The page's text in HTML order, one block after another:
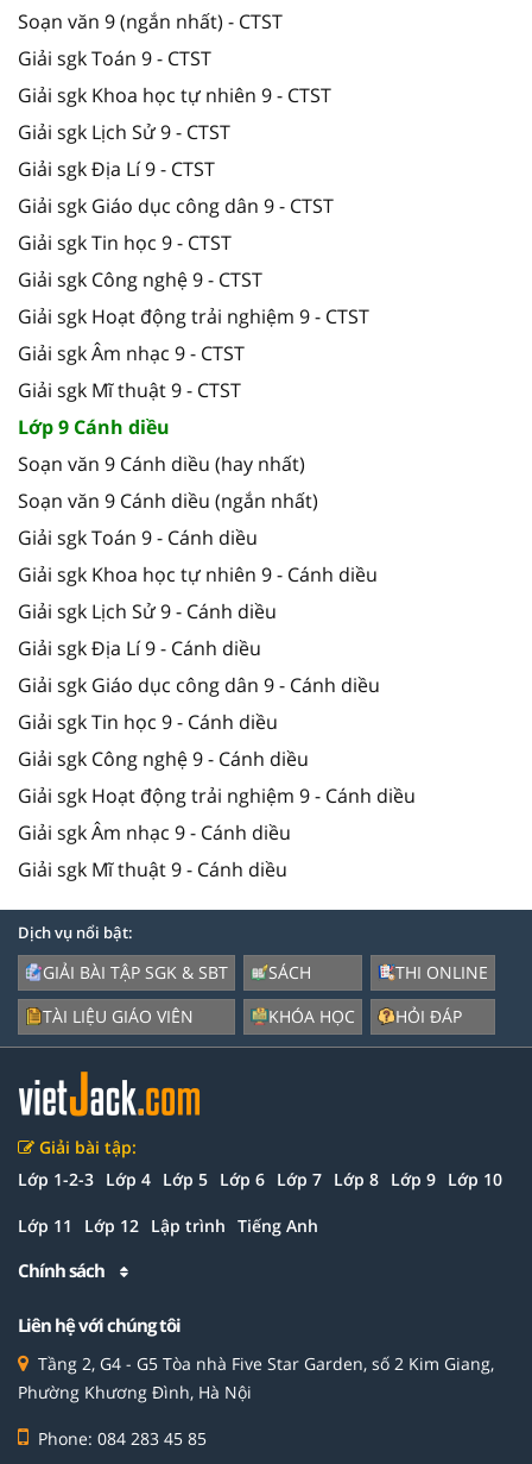
Soạn văn 9 (ngắn nhất) - CTST
Giải sgk Toán 9 - CTST
Giải sgk Khoa học tự nhiên 9 - CTST
Giải sgk Lịch Sử 9 - CTST
Giải sgk Địa Lí 9 - CTST
Giải sgk Giáo dục công dân 9 - CTST
Giải sgk Tin học 9 - CTST
Giải sgk Công nghệ 9 - CTST
Giải sgk Hoạt động trải nghiệm 9 - CTST
Giải sgk Âm nhạc 9 - CTST
Giải sgk Mĩ thuật 9 - CTST
Lớp 9 Cánh diều
Soạn văn 9 Cánh diều (hay nhất)
Soạn văn 9 Cánh diều (ngắn nhất)
Giải sgk Toán 9 - Cánh diều
Giải sgk Khoa học tự nhiên 9 - Cánh diều
Giải sgk Lịch Sử 9 - Cánh diều
Giải sgk Địa Lí 9 - Cánh diều
Giải sgk Giáo dục công dân 9 - Cánh diều
Giải sgk Tin học 9 - Cánh diều
Giải sgk Công nghệ 9 - Cánh diều
Giải sgk Hoạt động trải nghiệm 9 - Cánh diều
Giải sgk Âm nhạc 9 - Cánh diều
Giải sgk Mĩ thuật 9 - Cánh diều
Dịch vụ nổi bật:
GIẢI BÀI TẬP SGK & SBT
TÀI LIỆU GIÁO VIÊN
SÁCH
KHÓA HỌC
THI ONLINE
HỎI ĐÁP
Giải bài tập:
Lớp 1-2-3 Lớp 4 Lớp 5 Lớp 6 Lớp 7 Lớp 8 Lớp 9 Lớp 10
Lớp 11 Lớp 12 Lập trình Tiếng Anh
Chính sách
Liên hệ với chúng tôi
Tầng 2, G4 - G5 Tòa nhà Five Star Garden, số 2 Kim Giang,
Phường Khương Đình, Hà Nội
Phone: 084 283 45 85